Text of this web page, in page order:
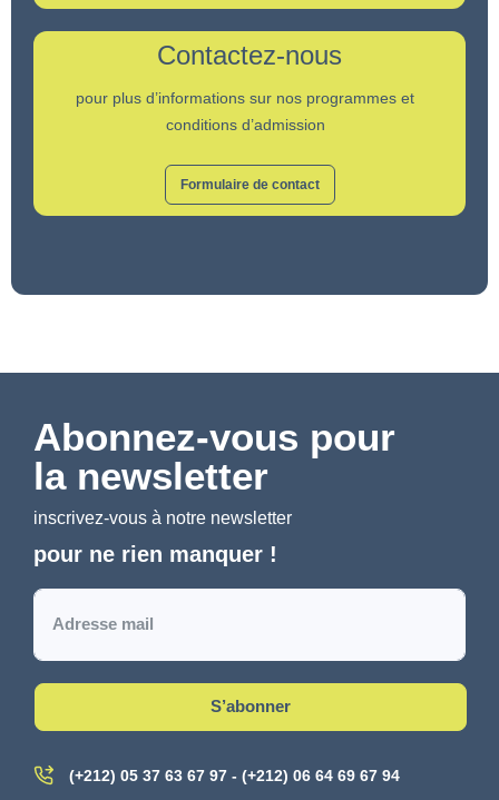
Contactez-nous
pour plus d’informations sur nos programmes et
conditions d’admission
Formulaire de contact
Abonnez-vous pour
la newsletter
inscrivez-vous à notre newsletter
pour ne rien manquer !
S’abonner
(+212) 05 37 63 67 97 - (+212) 06 64 69 67 94